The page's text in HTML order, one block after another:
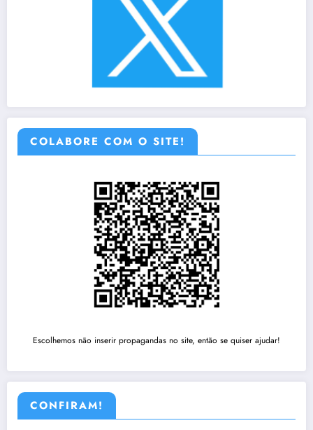
COLABORE COM O SITE!
Escolhemos não inserir propagandas no site, então se quiser ajudar!
CONFIRAM!